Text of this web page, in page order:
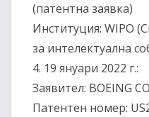
(патентна заявка)
Институция: WIPO
за интелектуална
4.⁠ ⁠19 януари 2022 г.:
Заявител: BOEING
Патентен номер: